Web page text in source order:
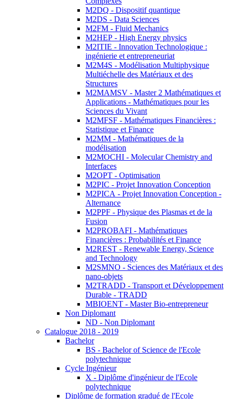
M2DQ - Dispositif quantique
M2DS - Data Sciences
M2FM - Fluid Mechanics
M2HEP - High Energy physics
M2ITIE - Innovation Technologique :
ingénierie et entrepreneuriat
M2M4S - Modélisation Multiphysique
Multiéchelle des Matériaux et des
Structures
M2MAMSV - Master 2 Mathématiques et
Applications - Mathématiques pour les
Sciences du Vivant
M2MFSF - Mathématiques Financières :
Statistique et Finance
M2MM - Mathématiques de la
modélisation
M2MOCHI - Molecular Chemistry and
Interfaces
M2OPT - Optimisation
M2PIC - Projet Innovation Conception
M2PICA - Projet Innovation Conception -
Alternance
M2PPF - Physique des Plasmas et de la
Fusion
M2PROBAFI - Mathématiques
Financières : Probabilités et Finance
M2REST - Renewable Energy, Science
and Technology
M2SMNO - Sciences des Matériaux et des
nano-objets
M2TRADD - Transport et Développement
Durable - TRADD
MBIOENT - Master Bio-entrepreneur
Non Diplomant
ND - Non Diplomant
Catalogue 2018 - 2019
Bachelor
BS - Bachelor of Science de l'Ecole
polytechnique
Cycle Ingénieur
X - Diplôme d'ingénieur de l'Ecole
polytechnique
Diplôme de formation gradué de l'Ecole